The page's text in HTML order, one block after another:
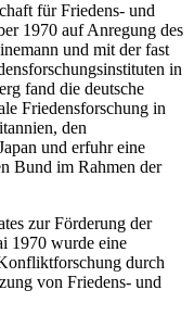
für Friedens- und
1970 auf Anregung des
und mit der fast
in
fand die deutsche
Friedensforschung in
den
und erfuhr eine
Bund im Rahmen der
zur Förderung der
1970 wurde eine
durch
von Friedens- und